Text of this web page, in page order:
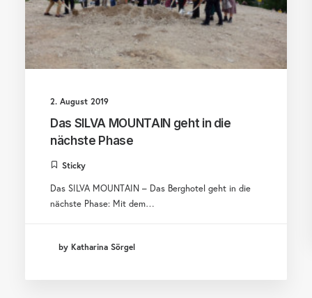
2. August 2019
Das SILVA MOUNTAIN geht in die
nächste Phase
Sticky
Das SILVA MOUNTAIN – Das Berghotel geht in die
nächste Phase: Mit dem…
by Katharina Sörgel